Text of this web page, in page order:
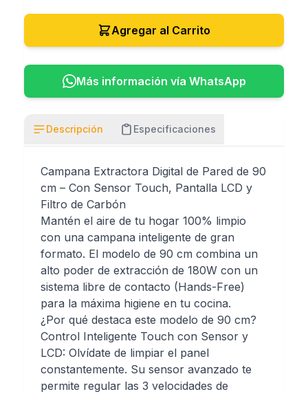
Agregar al Carrito
Más información vía WhatsApp
Descripción Especificaciones
Campana Extractora Digital de Pared de 90
cm – Con Sensor Touch, Pantalla LCD y
Filtro de Carbón
Mantén el aire de tu hogar 100% limpio
con una campana inteligente de gran
formato. El modelo de 90 cm combina un
alto poder de extracción de 180W con un
sistema libre de contacto (Hands-Free)
para la máxima higiene en tu cocina.
¿Por qué destaca este modelo de 90 cm?
Control Inteligente Touch con Sensor y
LCD: Olvídate de limpiar el panel
constantemente. Su sensor avanzado te
permite regular las 3 velocidades de